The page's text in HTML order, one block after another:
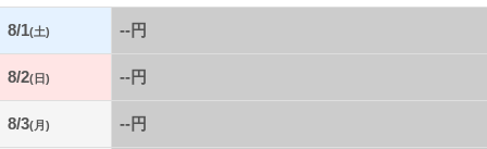
8/1(土) --円
8/2(日) --円
8/3(月) --円